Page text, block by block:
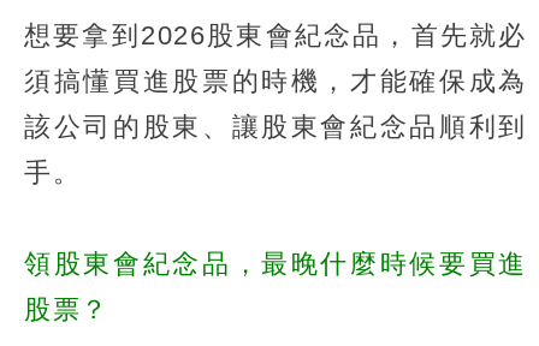
想要拿到2026股東會紀念品，首先就必
須搞懂買進股票的時機，才能確保成為
該公司的股東、讓股東會紀念品順利到
手。
領股東會紀念品，最晚什麼時候要買進
股票？